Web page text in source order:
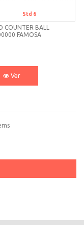
Std 6
COUNTER BALL
FAMOSA
Ver